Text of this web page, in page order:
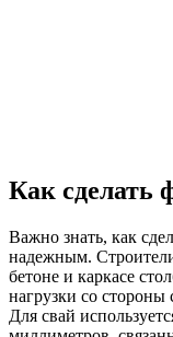
Как сделать
Важно знать, как
надежным.
бетоне и каркасе
нагрузки со стороны
Для свай